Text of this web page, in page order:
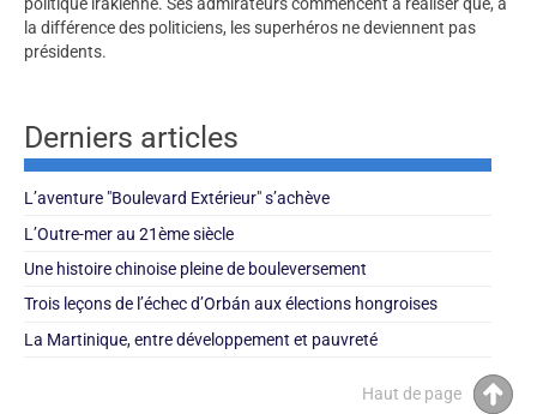
la différence des politiciens, les superhéros ne deviennent pas
présidents.
Derniers articles
L’aventure "Boulevard Extérieur" s’achève
L’Outre-mer au 21ème siècle
Une histoire chinoise pleine de bouleversement
Trois leçons de l’échec d’Orbán aux élections hongroises
La Martinique, entre développement et pauvreté
Haut de page